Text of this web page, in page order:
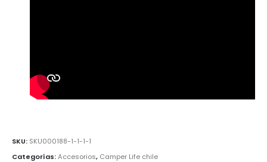
SKU: SKU000188-1-1-1-1
Categorías:Accesorios, Camper Life chile